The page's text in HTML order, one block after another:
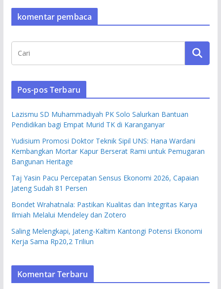
komentar pembaca
Pos-pos Terbaru
Lazismu SD Muhammadiyah PK Solo Salurkan Bantuan
Pendidikan bagi Empat Murid TK di Karanganyar
Yudisium Promosi Doktor Teknik Sipil UNS: Hana Wardani
Kembangkan Mortar Kapur Berserat Rami untuk Pemugaran
Bangunan Heritage
Taj Yasin Pacu Percepatan Sensus Ekonomi 2026, Capaian
Jateng Sudah 81 Persen
Bondet Wrahatnala: Pastikan Kualitas dan Integritas Karya
Ilmiah Melalui Mendeley dan Zotero
Saling Melengkapi, Jateng-Kaltim Kantongi Potensi Ekonomi
Kerja Sama Rp20,2 Triliun
Komentar Terbaru